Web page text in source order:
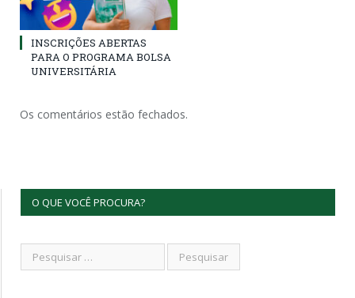
INSCRIÇÕES ABERTAS
PARA O PROGRAMA BOLSA
UNIVERSITÁRIA
Os comentários estão fechados.
O QUE VOCÊ PROCURA?